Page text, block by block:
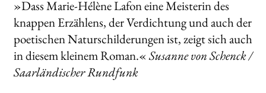
»Dass Marie-Hélène Lafon eine Meisterin des
knappen Erzählens, der Verdichtung und auch der
poetischen Naturschilderungen ist, zeigt sich auch
in diesem kleinem Roman.«Susanne von Schenck /
Saarländischer Rundfunk